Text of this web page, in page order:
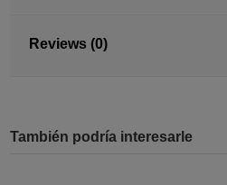
Reviews (0)
También podría interesarle